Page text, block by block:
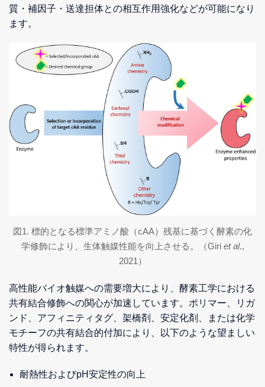
質・補因子・送達担体との相互作用強化などが可能になり
ます。
図1. 標的となる標準アミノ酸（cAA）残基に基づく酵素の化
学修飾により、生体触媒性能を向上させる。（Giri et al.,
2021）
高性能バイオ触媒への需要増大により、酵素工学における
共有結合修飾への関心が加速しています。ポリマー、リガ
ンド、アフィニティタグ、架橋剤、安定化剤、または化学
モチーフの共有結合的付加により、以下のような望ましい
特性が得られます。
耐熱性およびpH安定性の向上